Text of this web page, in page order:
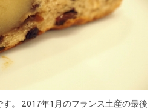
。 2017年1月のフランス土産の最後